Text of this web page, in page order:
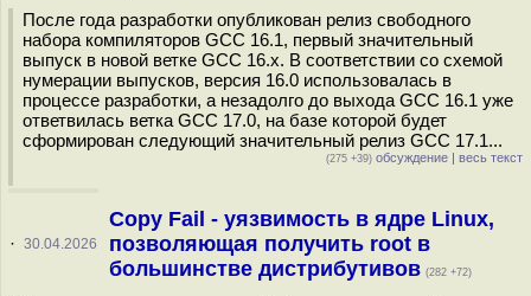
После года разработки опубликован релиз свободного
набора компиляторов GCC 16.1, первый значительный
выпуск в новой ветке GCC 16.x. В соответствии со схемой
нумерации выпусков, версия 16.0 использовалась в
процессе разработки, а незадолго до выхода GCC 16.1 уже
ответвилась ветка GCC 17.0, на базе которой будет
сформирован следующий значительный релиз GCC 17.1...
(275 +39) обсуждение | весь текст
· 30.04.2026
Copy Fail - уязвимость в ядре Linux,
позволяющая получить root в
большинстве дистрибутивов (282 +72)